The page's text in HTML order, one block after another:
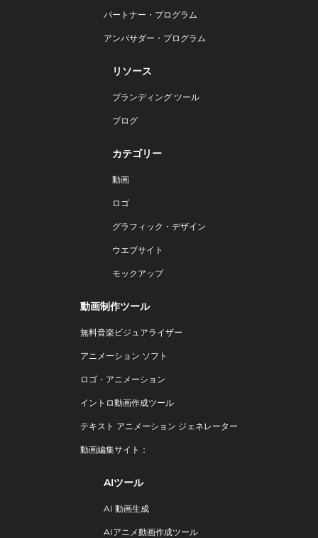
パートナー・プログラム
アンバサダー・プログラム
リソース
ブランディング ツール
ブログ
カテゴリー
動画
ロゴ
グラフィック・デザイン
ウエブサイト
モックアップ
動画制作ツール
無料音楽ビジュアライザー
アニメーション ソフト
ロゴ・アニメーション
イントロ動画作成ツール
テキスト アニメーション ジェネレーター
動画編集サイト：
AIツール
AI 動画生成
AIアニメ動画作成ツール